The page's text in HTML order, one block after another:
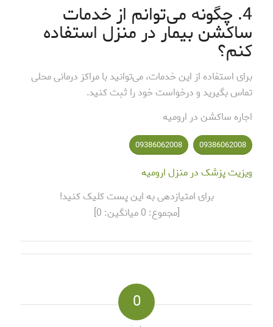
4. چگونه می‌توانم از خدمات
ساکشن بیمار در منزل استفاده
کنم؟
برای استفاده از این خدمات، می‌توانید با مراکز درمانی محلی
تماس بگیرید و درخواست خود را ثبت کنید.
اجاره ساکشن در ارومیه
09386062008
09386062008
ویزیت پزشک در منزل ارومیه
برای امتیازدهی به این پست کلیک کنید!
[مجموع: 0میانگین: 0
]
0